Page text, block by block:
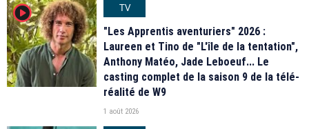
player2
TV
"Les Apprentis aventuriers" 2026 :
Laureen et Tino de "L'île de la tentation",
Anthony Matéo, Jade Leboeuf... Le
casting complet de la saison 9 de la télé-
réalité de W9
1 août 2026